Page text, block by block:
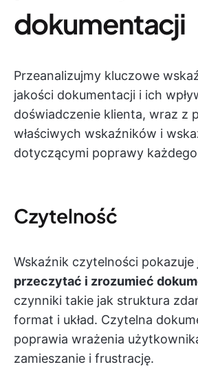
dokumentacji
Przeanalizujmy kluczowe
jakości dokumentacji i ich
doświadczenie klienta, wraz z
właściwych wskaźników i
dotyczącymi poprawy
Czytelność
Wskaźnik czytelności pokazuje
przeczytać i zrozumieć
czynniki takie jak struktura
format i układ. Czytelna
poprawia wrażenia
zamieszanie i frustrację.